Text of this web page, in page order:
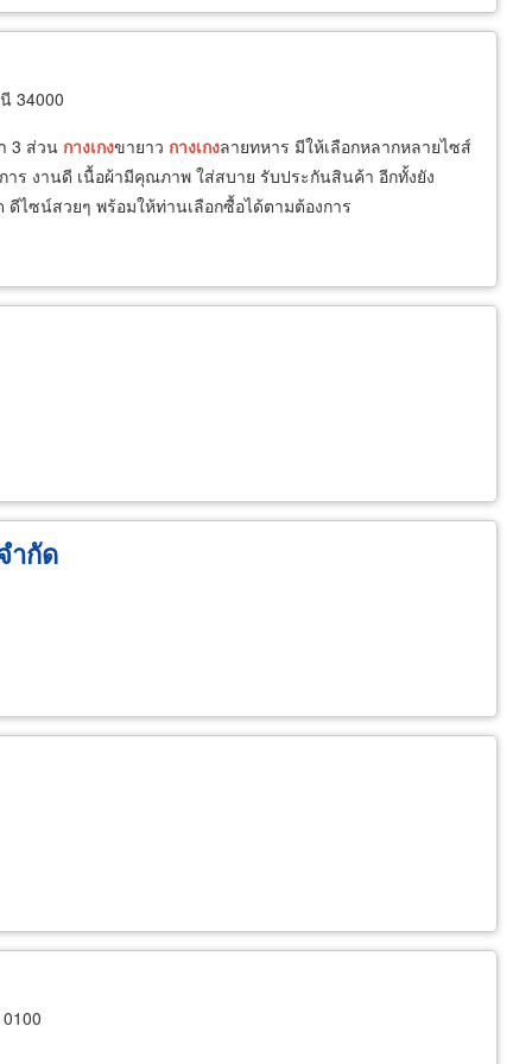
34000
3 ส่วน กางเกงขายาว กางเกงลายทหาร มีให้เลือกหลากหลายไซส์
ร งานดี เนื้อผ้ามีคุณภาพ ใส่สบาย รับประกันสินค้า อีกทั้งยัง
ไซน์สวยๆ พร้อมให้ท่านเลือกซื้อได้ตามต้องการ
ำกัด